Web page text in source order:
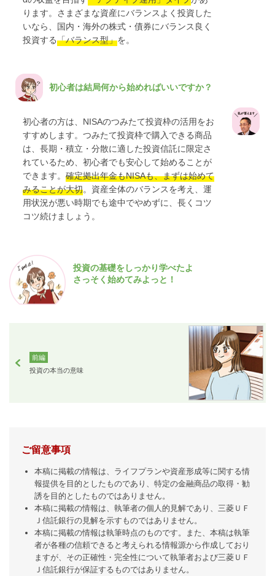
ります。さまざまな資産にバランスよく投資した
いなら、国内・海外の株式・債券にバランス良く
投資する「バランス型」を。
初心者は結局何から始めればいいですか？
初心者の方は、NISAのつみたて投資枠の活用をお
すすめします。つみたて投資枠で購入できる商品
は、長期・積立・分散に適した投資信託に限定さ
れているため、初心者でも安心して始めることが
できます。 確定拠出年金もNISAも、まずは始めて
みることが大切。資産全体のバランスを考え、運
用状況が悪い時期でも途中でやめずに、長くコツ
コツ続けましょう。
投資の基礎をしっかり学べたよ
さっそく始めてみよっと！
前編
投資の本当の意味
ご留意事項
本稿に掲載の情報は、ライフプランや資産形成等に関する情
報提供を目的としたものであり、特定の金融商品の取得・勧
誘を目的としたものではありません。
本稿に掲載の情報は、執筆者の個人的見解であり、三菱ＵＦ
Ｊ信託銀行の見解を示すものではありません。
本稿に掲載の情報は執筆時点のものです。また、本稿は執筆
者が各種の信頼できると考えられる情報源から作成しており
ますが、その正確性・完全性について執筆者および三菱ＵＦ
Ｊ信託銀行が保証するものではありません。